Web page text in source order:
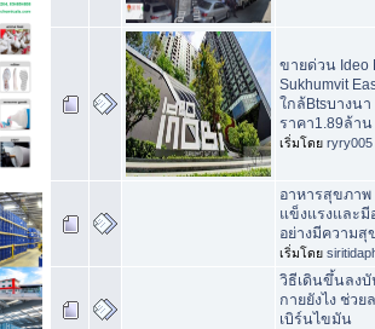
ขายด่วน Ideo
Sukhumvit
ใกล้Btsบางน
ราคา1.89ล้า
เริ่มโดย ryry005
อาหารสุขภาพ
แข็งแรงและมี
อย่างมีความสุ
เริ่มโดย
วิธีเดินขึ้นลงบั
กายยังไง ช่ว
เบิร์นไขมัน